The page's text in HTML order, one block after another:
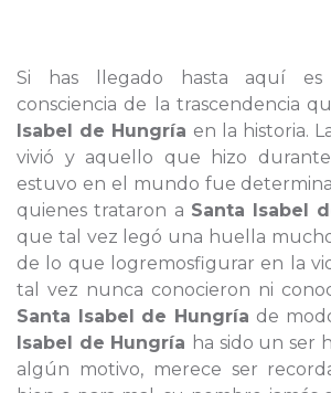
Si has llegado hasta aquí es
consciencia de la trascendencia
Isabel de Hungría en la historia.
vivió y aquello que hizo
estuvo en el mundo fue
quienes trataron a Santa Isabel
que tal vez legó una huella
de lo que logremosfigurar en la
tal vez nunca conocieron ni
Santa Isabel de Hungría de
Isabel de Hungría ha sido un ser
algún motivo, merece ser